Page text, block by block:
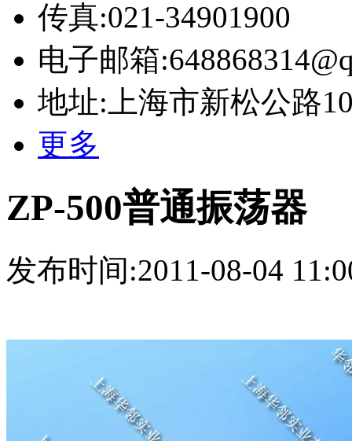
传真:021-34901900
电子邮箱
地址:上海市新松公路
更多
ZP-500普通振荡器
发布时间:2011-08-04